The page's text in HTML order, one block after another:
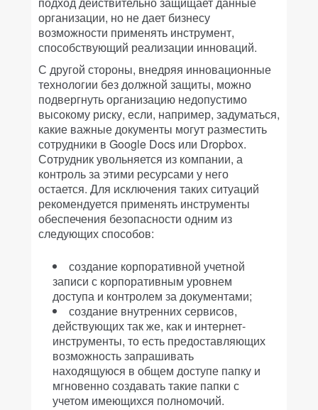
организации, но не дает бизнесу
возможности применять инструмент,
способствующий реализации инноваций.
С другой стороны, внедряя инновационные
технологии без должной защиты, можно
подвергнуть организацию недопустимо
высокому риску, если, например, задуматься,
какие важные документы могут разместить
сотрудники в Google Docs или Dropbox.
Сотрудник увольняется из компании, а
контроль за этими ресурсами у него
остается. Для исключения таких ситуаций
рекомендуется применять инструменты
обеспечения безопасности одним из
следующих способов:
создание корпоративной учетной
записи с корпоративным уровнем
доступа и контролем за документами;
создание внутренних сервисов,
действующих так же, как и интернет-
инструменты, то есть предоставляющих
возможность запрашивать
находящуюся в общем доступе папку и
мгновенно создавать такие папки с
учетом имеющихся полномочий.